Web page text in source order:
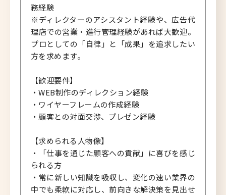
務経験
※ディレクターのアシスタント経験や、広告代
理店での営業・進行管理経験があれば大歓迎。
プロとしての「自律」と「成果」を追求したい
方を求めます。
【歓迎要件】
・WEB制作のディレクション経験
・ワイヤーフレームの作成経験
・顧客との対面交渉、プレゼン経験
【求められる人物像】
・「仕事を通じた顧客への貢献」に喜びを感じ
られる方
・常に新しい知識を吸収し、変化の速い業界の
中でも柔軟に対応し、前向きな解決策を見出せ